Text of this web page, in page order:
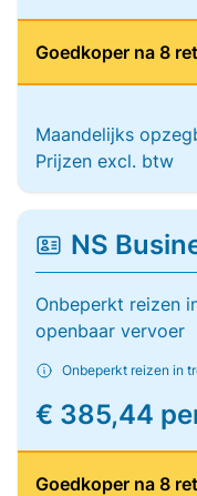
Goedkoper na 8
Maandelijks
Prijzen excl. btw
NS
Onbeperkt reizen
openbaar vervoer
Onbeperkt reizen in
€ 385,44
Goedkoper na 8